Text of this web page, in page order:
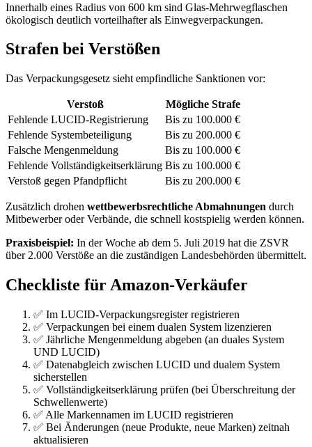
Innerhalb eines Radius von 600 km sind Glas-Mehrwegflaschen
ökologisch deutlich vorteilhafter als Einwegverpackungen.
Strafen bei Verstößen
Das Verpackungsgesetz sieht empfindliche Sanktionen vor:
Verstoß
Mögliche Strafe
Fehlende LUCID-Registrierung
Bis zu 100.000 €
Fehlende Systembeteiligung
Bis zu 200.000 €
Falsche Mengenmeldung
Bis zu 100.000 €
Fehlende Vollständigkeitserklärung Bis zu 100.000 €
Verstoß gegen Pfandpflicht
Bis zu 200.000 €
Zusätzlich drohen wettbewerbsrechtliche Abmahnungen durch
Mitbewerber oder Verbände, die schnell kostspielig werden können.
Praxisbeispiel: In der Woche ab dem 5. Juli 2019 hat die ZSVR
über 2.000 Verstöße an die zuständigen Landesbehörden übermittelt.
Checkliste für Amazon-Verkäufer
✅ Im LUCID-Verpackungsregister registrieren
✅ Verpackungen bei einem dualen System lizenzieren
✅ Jährliche Mengenmeldung abgeben (an duales System
UND LUCID)
✅ Datenabgleich zwischen LUCID und dualem System
sicherstellen
✅ Vollständigkeitserklärung prüfen (bei Überschreitung der
Schwellenwerte)
✅ Alle Markennamen im LUCID registrieren
✅ Bei Änderungen (neue Produkte, neue Marken) zeitnah
aktualisieren